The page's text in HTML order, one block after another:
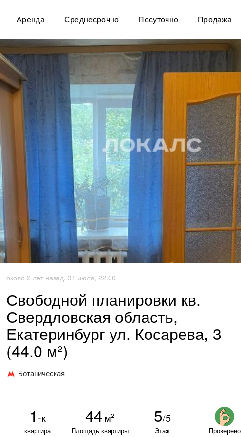
Аренда Среднесрочно Посуточно Продажа
около 2 лет назад, 31 июля, 22:00
Свободной планировки кв.
Свердловская область,
Екатеринбург ул. Косарева, 3
(44.0 м²)
Ботаническая
1 -к
квартира
44м2
Площадь квартиры
5/5
Этаж Проверено